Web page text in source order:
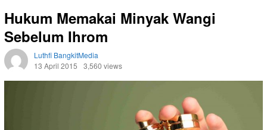
Hukum Memakai Minyak Wangi
Sebelum Ihrom
Luthfi BangkitMedia
13 April 2015
3,560 views